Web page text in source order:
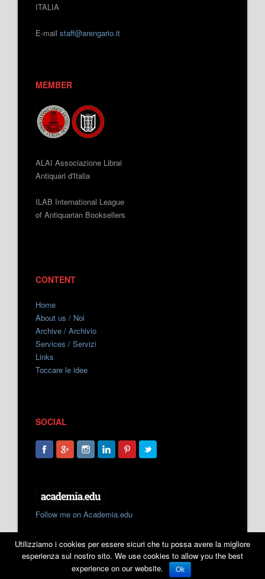
ITALIA
E-mail staff@arengario.it
MEMBER
ALAI Associazione Librai
Antiquari d'Italia
ILAB International League
of Antiquarian Booksellers
CONTENT
Home
About us / Noi
Archive / Archivio
Services / Servizi
Links
Toccare le idee
SOCIAL
Follow me on Academia.edu
Utilizziamo i cookies per essere sicuri che tu possa avere la migliore
esperienza sul nostro sito. We use cookies to allow you the best
experience on our website.
Ok